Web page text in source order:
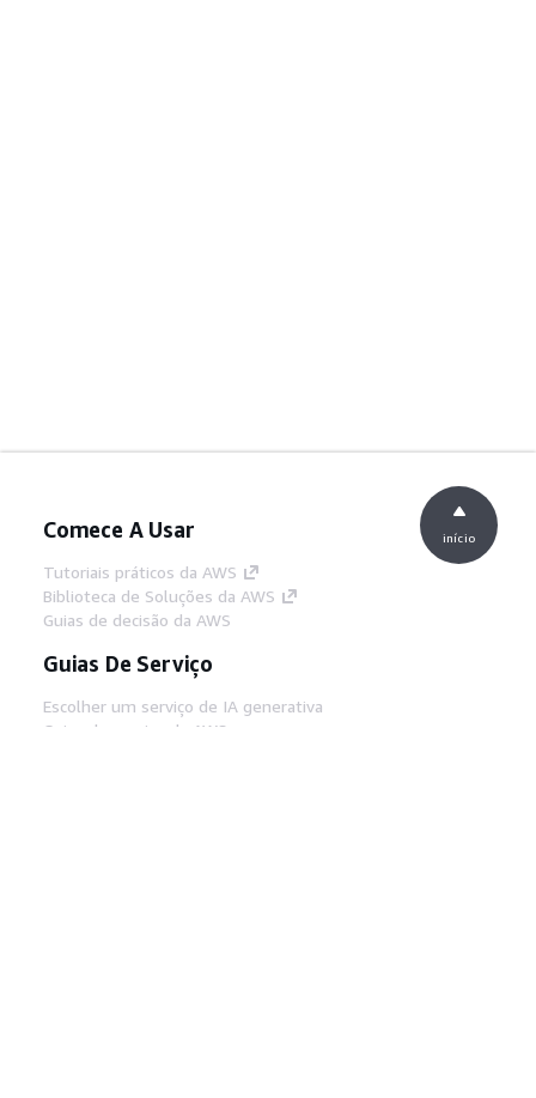
Comece A Usar
Tutoriais práticos da AWS
Biblioteca de Soluções da AWS
Guias de decisão da AWS
Guias De Serviço
Escolher um serviço de IA generativa
Guias de serviço da AWS
início